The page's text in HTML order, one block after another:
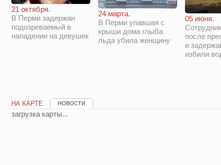
21 октября.
В Перми задержан
подозреваемый в
нападении на девушек
24 марта.
В Перми упавшая с
крыши дома глыба
льда убила женщину
05 июня.
после
и
избили
НА КАРТЕ НОВОСТИ
загрузка карты...